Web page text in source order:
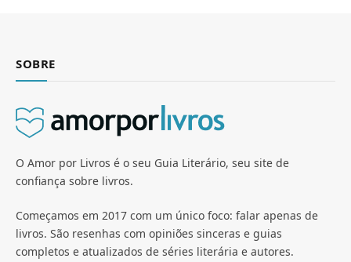
SOBRE
O Amor por Livros é o seu Guia Literário, seu site de
confiança sobre livros.
Começamos em 2017 com um único foco: falar apenas de
livros. São resenhas com opiniões sinceras e guias
completos e atualizados de séries literária e autores.